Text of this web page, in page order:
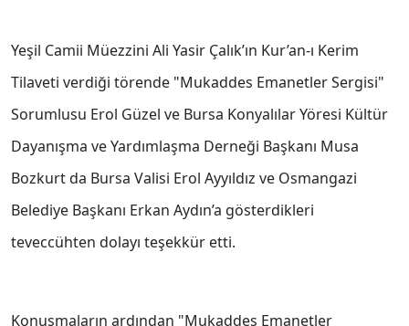
Yeşil Camii Müezzini Ali Yasir Çalık’ın Kur’an-ı Kerim
Tilaveti verdiği törende "Mukaddes Emanetler Sergisi"
Sorumlusu Erol Güzel ve Bursa Konyalılar Yöresi Kültür
Dayanışma ve Yardımlaşma Derneği Başkanı Musa
Bozkurt da Bursa Valisi Erol Ayyıldız ve Osmangazi
Belediye Başkanı Erkan Aydın’a gösterdikleri
teveccühten dolayı teşekkür etti.
Konuşmaların ardından "Mukaddes Emanetler